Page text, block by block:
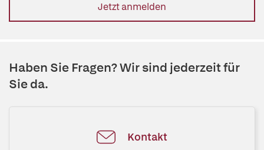
Jetzt anmelden
Haben Sie Fragen? Wir sind jederzeit für
Sie da.
Kontakt